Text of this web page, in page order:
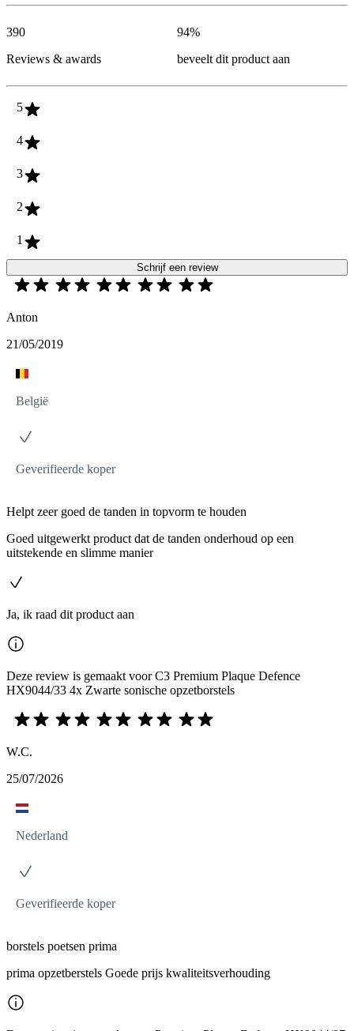
390
Reviews & awards
94%
beveelt dit product aan
5
4
3
2
1
Schrijf een review
Anton
21/05/2019
België
Geverifieerde koper
Helpt zeer goed de tanden in topvorm te houden
Goed uitgewerkt product dat de tanden onderhoud op een
uitstekende en slimme manier
Ja, ik raad dit product aan
Deze review is gemaakt voor C3 Premium Plaque Defence
HX9044/33 4x Zwarte sonische opzetborstels
W.C.
25/07/2026
Nederland
Geverifieerde koper
borstels poetsen prima
prima opzetberstels Goede prijs kwaliteitsverhouding